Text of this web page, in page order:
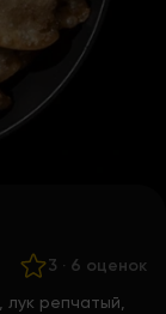
3 · 6 оценок
репчатый,